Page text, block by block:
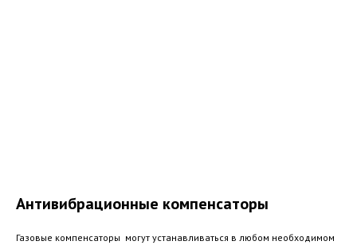
Антивибрационные компенсаторы
Газовые компенсаторы могут устанавливаться в любом необходимом